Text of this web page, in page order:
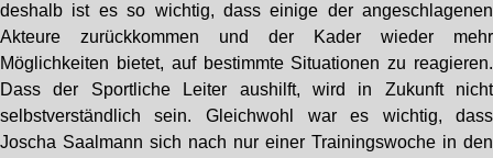
deshalb ist es so wichtig, dass einige der angeschlagenen
Akteure zurückkommen und der Kader wieder mehr
Möglichkeiten bietet, auf bestimmte Situationen zu reagieren.
Dass der Sportliche Leiter aushilft, wird in Zukunft nicht
selbstverständlich sein. Gleichwohl war es wichtig, dass
Joscha Saalmann sich nach nur einer Trainingswoche in den